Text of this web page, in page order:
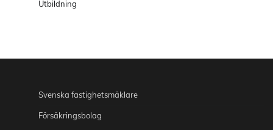
Utbildning
Svenska fastighetsmäklare
Försäkringsbolag